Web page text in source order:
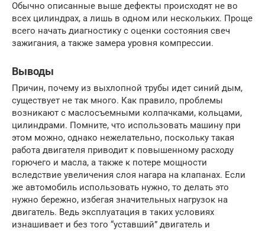
Обычно описанные выше дефекты происходят не во
всех цилиндрах, а лишь в одном или нескольких. Проще
всего начать диагностику с оценки состояния свеч
зажигания, а также замера уровня компрессии.
Выводы
Причин, почему из выхлопной трубы идет синий дым,
существует не так много. Как правило, проблемы
возникают с маслосъемными колпачками, кольцами,
цилиндрами. Помните, что использовать машину при
этом можно, однако нежелательно, поскольку такая
работа двигателя приводит к повышенному расходу
горючего и масла, а также к потере мощности
вследствие увеличения слоя нагара на клапанах. Если
же автомобиль использовать нужно, то делать это
нужно бережно, избегая значительных нагрузок на
двигатель. Ведь эксплуатация в таких условиях
изнашивает и без того “уставший” двигатель и